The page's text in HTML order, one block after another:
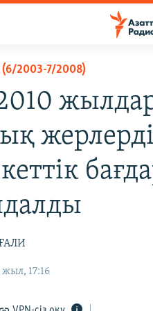
2003-7/2008)
17:16